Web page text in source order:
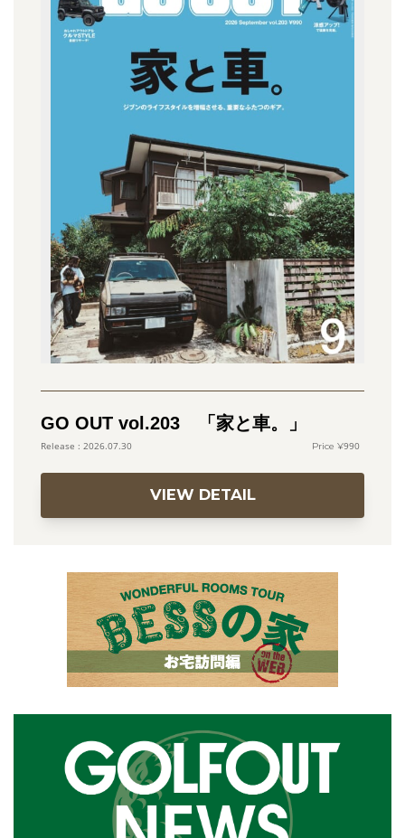
GO OUT vol.203 「家と車。」
2026.07.30 990
VIEW DETAIL